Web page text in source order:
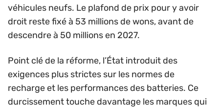
véhicules neufs. Le plafond de prix pour y avoir
droit reste fixé à 53 millions de wons, avant de
descendre à 50 millions en 2027.
Point clé de la réforme, l’État introduit des
exigences plus strictes sur les normes de
recharge et les performances des batteries. Ce
durcissement touche davantage les marques qui